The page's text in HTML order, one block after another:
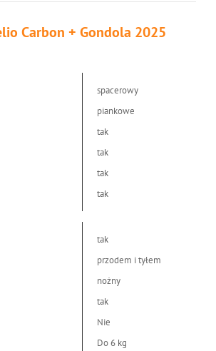
Carbon + Gondola 2025
spacerowy
piankowe
tak
tak
tak
tak
tak
przodem i tyłem
nożny
tak
Nie
Do 6 kg